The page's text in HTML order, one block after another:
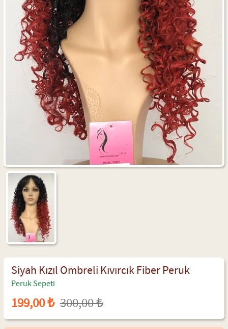
Siyah Kızıl Ombreli Kıvırcık Fiber Peruk
Peruk Sepeti
199,00 ₺ 300,00 ₺